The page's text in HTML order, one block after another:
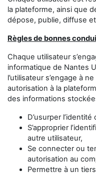
la plateforme, ainsi que
dépose, publie, diffuse
Règles de bonnes
Chaque utilisateur
informatique de Nantes
l’utilisateur s’engage à
autorisation à la
des informations
D’usurper l’identité
S’approprier
autre utilisateur,
Se connecter ou
autorisation au
Permettre à un